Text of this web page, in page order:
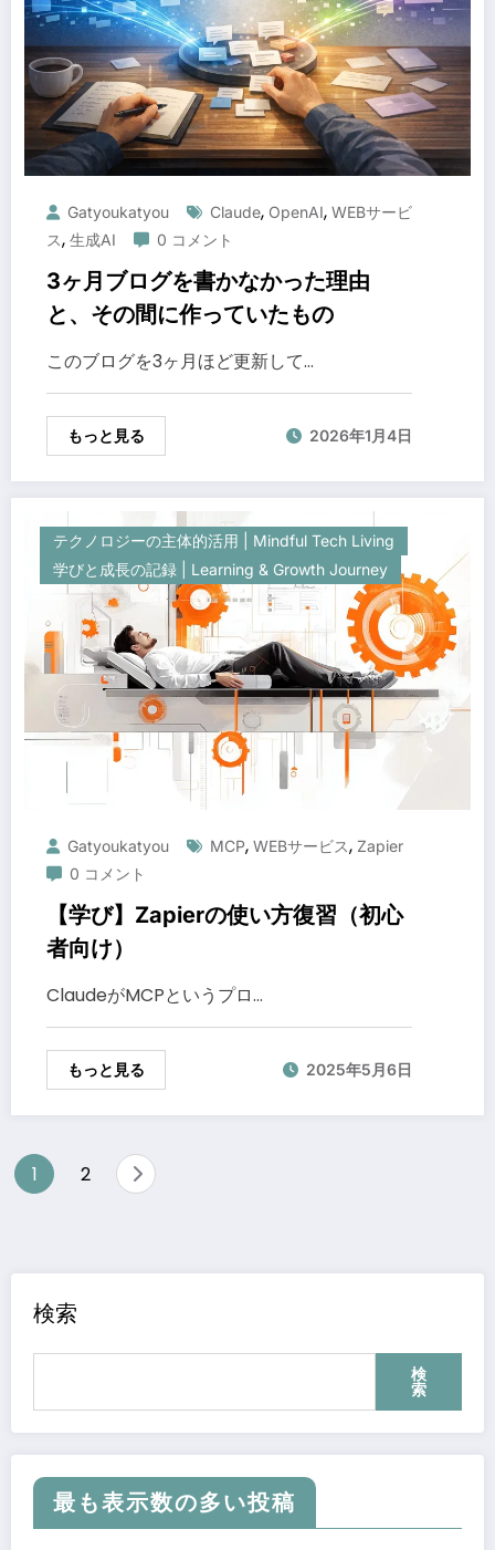
Gatyoukatyou Claude, OpenAI, WEBサービ
ス, 生成AI 0 コメント
3ヶ月ブログを書かなかった理由
と、その間に作っていたもの
このブログを3ヶ月ほど更新して…
もっと見る 2026年1月4日
テクノロジーの主体的活用 | Mindful Tech Living
学びと成長の記録 | Learning & Growth Journey
Gatyoukatyou MCP, WEBサービス, Zapier
0 コメント
【学び】Zapierの使い方復習（初心
者向け）
ClaudeがMCPというプロ…
もっと見る 2025年5月6日
投
の
ペ
ジ
送
り
1 2
検索
検
索
最も表示数の多い投稿